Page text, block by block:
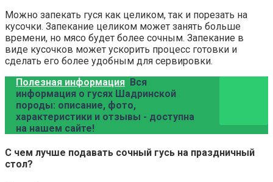
Можно запекать гуся как целиком, так и порезать на
кусочки. Запекание целиком может занять больше
времени, но мясо будет более сочным. Запекание в
виде кусочков может ускорить процесс готовки и
сделать его более удобным для сервировки.
Полезная информация Вся
информация о гусях Шадринской
породы: описание, фото,
характеристики и отзывы - доступна
на нашем сайте!
С чем лучше подавать сочный гусь на праздничный
стол?